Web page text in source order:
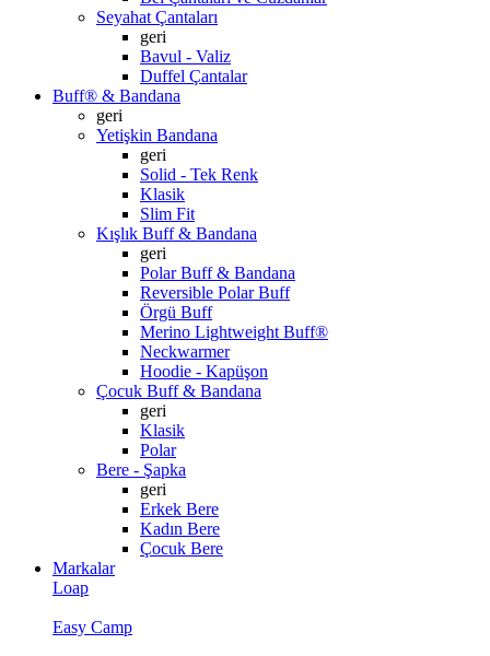
Seyahat Çantaları
geri
Bavul - Valiz
Duffel Çantalar
Buff® & Bandana
geri
Yetişkin Bandana
geri
Solid - Tek Renk
Klasik
Slim Fit
Kışlık Buff & Bandana
geri
Polar Buff & Bandana
Reversible Polar Buff
Örgü Buff
Merino Lightweight Buff®
Neckwarmer
Hoodie - Kapüşon
Çocuk Buff & Bandana
geri
Klasik
Polar
Bere - Şapka
geri
Erkek Bere
Kadın Bere
Çocuk Bere
Markalar
Loap
Easy Camp